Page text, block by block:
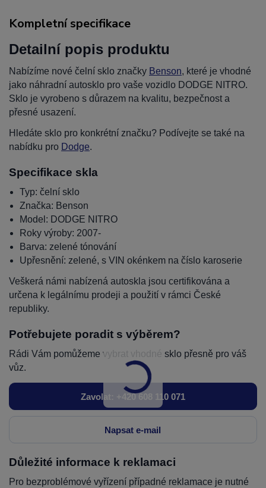
Kompletní specifikace
Detailní popis produktu
Nabízíme nové čelní sklo značky Benson, které je vhodné
jako náhradní autosklo pro vaše vozidlo DODGE NITRO.
Sklo je vyrobeno s důrazem na kvalitu, bezpečnost a
přesné usazení.
Hledáte sklo pro konkrétní značku? Podívejte se také na
nabídku pro Dodge.
Specifikace skla
Typ: čelní sklo
Značka: Benson
Model: DODGE NITRO
Roky výroby: 2007-
Barva: zelené tónování
Upřesnění: zelené, s VIN okénkem na číslo karoserie
Veškerá námi nabízená autoskla jsou certifikována a
určena k legálnímu prodeji a použití v rámci České
republiky.
Potřebujete poradit s výběrem?
Rádi Vám pomůžeme vybrat vhodné sklo přesně pro váš
vůz.
Zavolat: +420 608 110 071
Napsat e-mail
Důležité informace k reklamaci
Pro bezproblémové vyřízení případné reklamace je nutné